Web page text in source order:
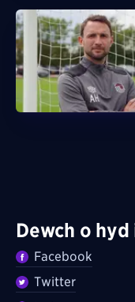
Dewch o hyd
Facebook
Twitter